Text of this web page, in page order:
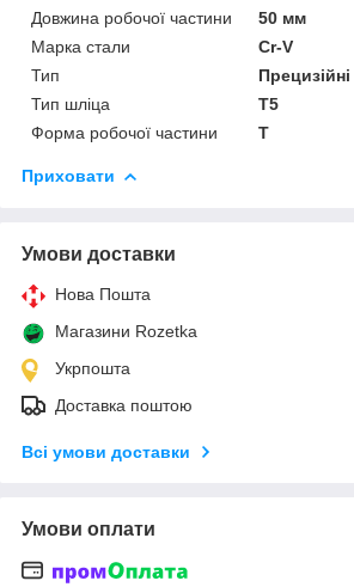
Довжина робочої частини
50 мм
Марка стали
Cr-V
Тип
Прецизійні
Тип шліца
T5
Форма робочої частини
T
Приховати
Умови доставки
Нова Пошта
Магазини Rozetka
Укрпошта
Доставка поштою
Всі умови доставки
Умови оплати